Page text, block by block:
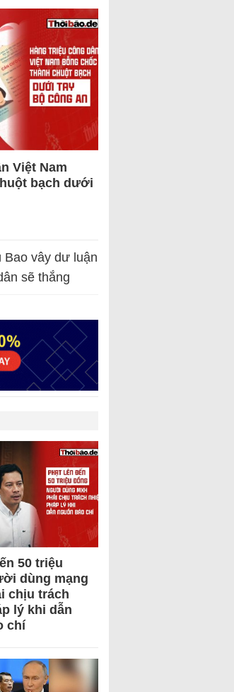
Việt Nam
bạch dưới
Bao vây dư luận
sẽ thắng
50 triệu
dùng mạng
chịu trách
lý khi dẫn
chí